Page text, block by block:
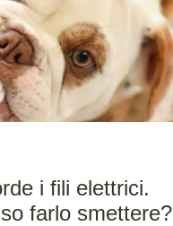
i fili elettrici.
farlo smettere?